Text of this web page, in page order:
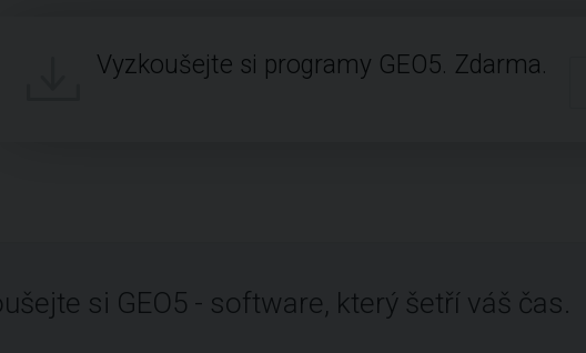
Vyzkoušejte si programy GEO5. Zdarma.
si GEO5 - software, který šetří váš čas.